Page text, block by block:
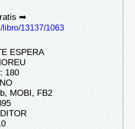
➡
libro/13137/1063
ESPERA
180
MOBI, FB2